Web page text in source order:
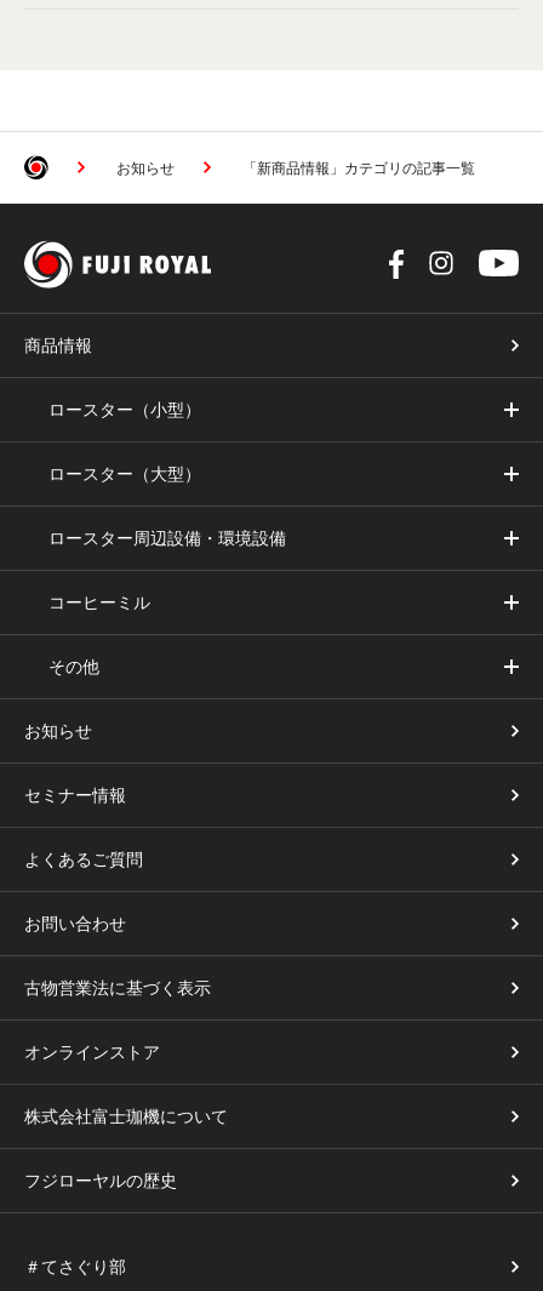
お知らせ 「新商品情報」カテゴリの記事一覧
商品情報
ロースター（小型）
ロースター（大型）
ロースター周辺設備・環境設備
コーヒーミル
その他
お知らせ
セミナー情報
よくあるご質問
お問い合わせ
古物営業法に基づく表示
オンラインストア
株式会社富士珈機について
フジローヤルの歴史
＃てさぐり部